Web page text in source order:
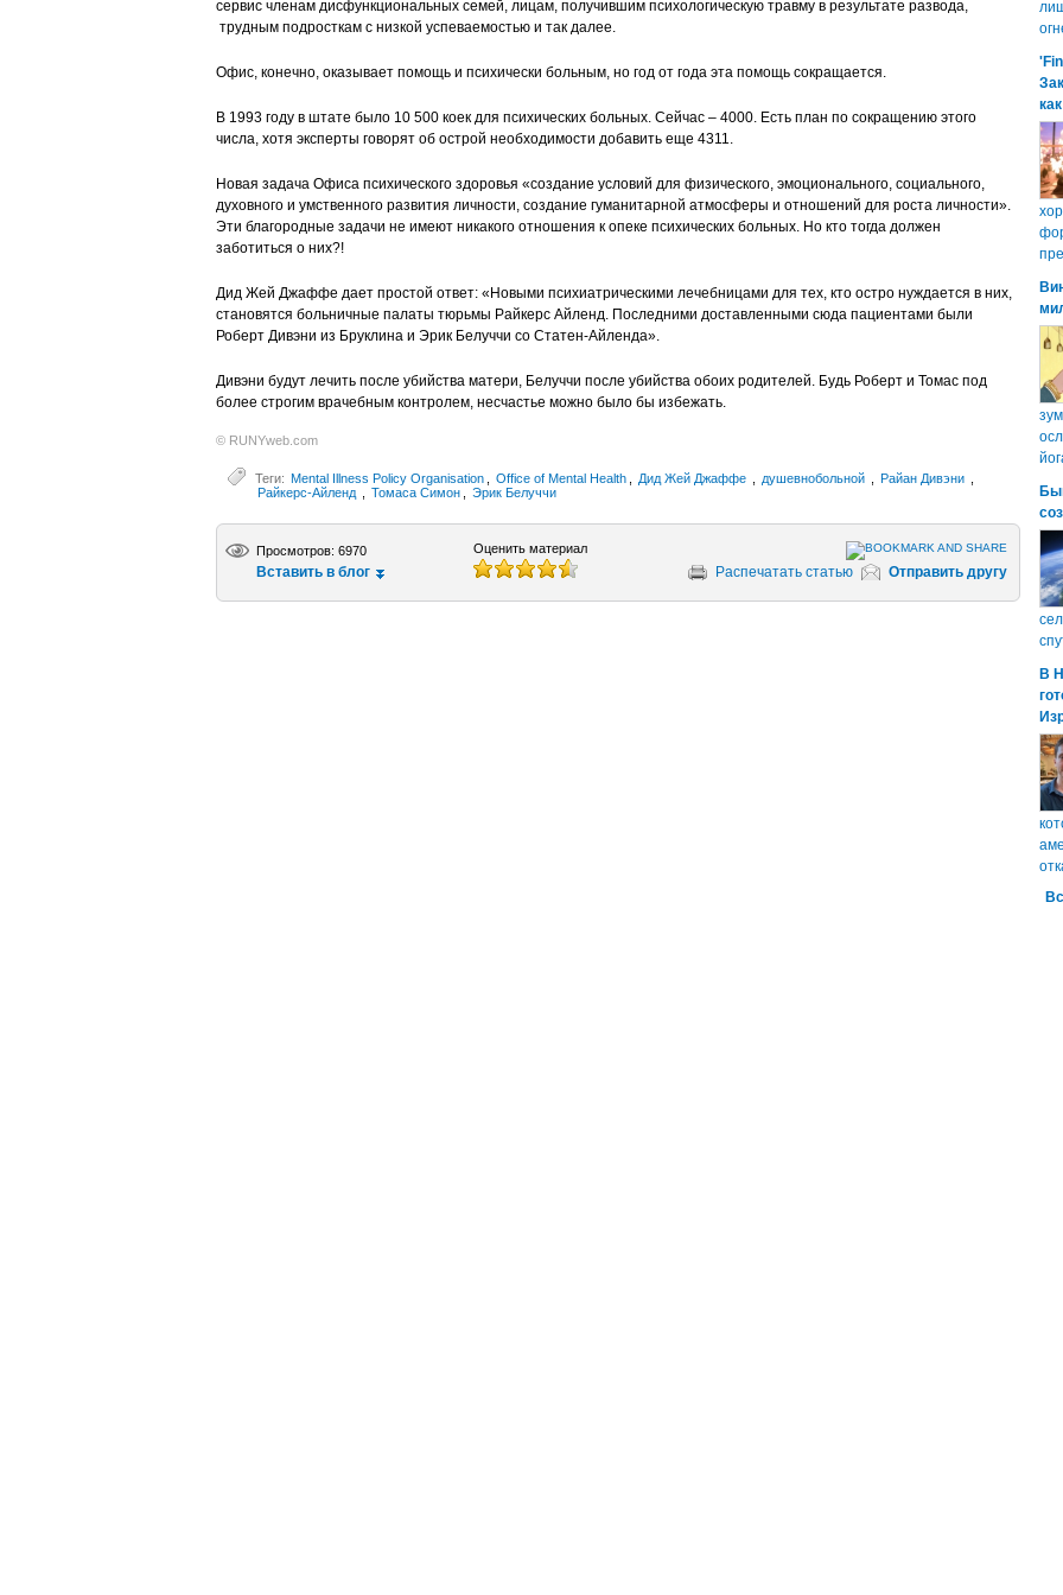
сервис членам дисфункциональных семей, лицам, получившим психологическую травму в результате развода,
трудным подросткам с низкой успеваемостью и так далее.
Офис, конечно, оказывает помощь и психически больным, но год от года эта помощь сокращается.
В 1993 году в штате было 10 500 коек для психических больных. Сейчас – 4000. Есть план по сокращению этого
числа, хотя эксперты говорят об острой необходимости добавить еще 4311.
Новая задача Офиса психического здоровья «создание условий для физического, эмоционального, социального,
духовного и умственного развития личности, создание гуманитарной атмосферы и отношений для роста личности».
Эти благородные задачи не имеют никакого отношения к опеке психических больных. Но кто тогда должен
заботиться о них?!
Дид Жей Джаффе дает простой ответ: «Новыми психиатрическими лечебницами для тех, кто остро нуждается в них,
становятся больничные палаты тюрьмы Райкерс Айленд. Последними доставленными сюда пациентами были
Роберт Дивэни из Бруклина и Эрик Белуччи со Статен-Айленда».
Дивэни будут лечить после убийства матери, Белуччи после убийства обоих родителей. Будь Роберт и Томас под
более строгим врачебным контролем, несчастье можно было бы избежать.
© RUNYweb.com
Теги: Mental Illness Policy Organisation Office of Mental Health Дид Жей Джаффе душевнобольной Райан Дивэни
Райкерс-Айленд
Томаса Симон Эрик Белуччи
Просмотров: 6970
Вставить в блог
Оценить материал
Распечатать статью Отправить другу
В